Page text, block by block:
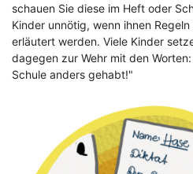
schauen Sie diese im Heft oder
Kinder unnötig, wenn ihnen
erläutert werden. Viele Kinder
dagegen zur Wehr mit den
Schule anders gehabt!"